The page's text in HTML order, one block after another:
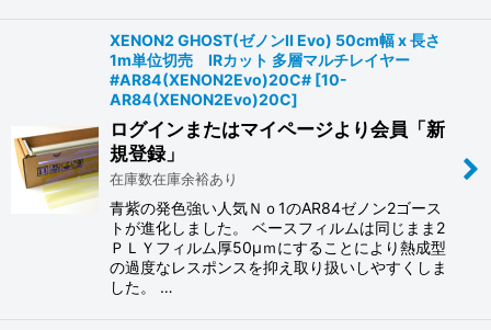
XENON2 GHOST(ゼノンII Evo) 50cm幅 x 長さ
1m単位切売 IRカット 多層マルチレイヤー
#AR84(XENON2Evo)20C# [10-
AR84(XENON2Evo)20C]
ログインまたはマイページより会員「新
規登録」
在庫数在庫余裕あり
青紫の発色強い人気Ｎｏ1のAR84ゼノン2ゴース
トが進化しました。 ベースフィルムは同じまま2
ＰＬＹフィルム厚50μｍにすることにより熱成型
の過度なレスポンスを抑え取り扱いしやすくしま
した。 …